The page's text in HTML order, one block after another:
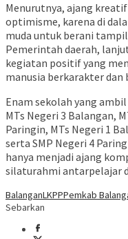
Menurutnya, ajang
optimisme, karena di
muda untuk berani
Pemerintah daerah,
kegiatan positif yang
manusia berkarakter dan
Enam sekolah yang
MTs Negeri 3 Balangan,
Paringin, MTs Negeri 1
serta SMP Negeri 4
hanya menjadi ajang
silaturahmi antarpelajar
BalanganLKPPPemkab
Sebarkan